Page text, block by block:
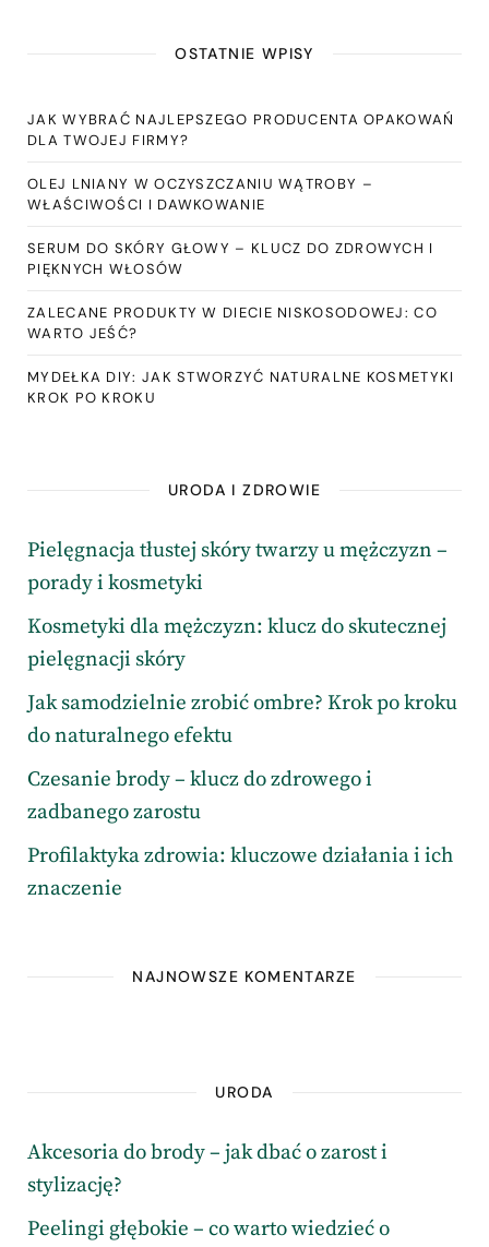
OSTATNIE WPISY
JAK WYBRAĆ NAJLEPSZEGO PRODUCENTA OPAKOWAŃ
DLA TWOJEJ FIRMY?
OLEJ LNIANY W OCZYSZCZANIU WĄTROBY –
WŁAŚCIWOŚCI I DAWKOWANIE
SERUM DO SKÓRY GŁOWY – KLUCZ DO ZDROWYCH I
PIĘKNYCH WŁOSÓW
ZALECANE PRODUKTY W DIECIE NISKOSODOWEJ: CO
WARTO JEŚĆ?
MYDEŁKA DIY: JAK STWORZYĆ NATURALNE KOSMETYKI
KROK PO KROKU
URODA I ZDROWIE
Pielęgnacja tłustej skóry twarzy u mężczyzn –
porady i kosmetyki
Kosmetyki dla mężczyzn: klucz do skutecznej
pielęgnacji skóry
Jak samodzielnie zrobić ombre? Krok po kroku
do naturalnego efektu
Czesanie brody – klucz do zdrowego i
zadbanego zarostu
Profilaktyka zdrowia: kluczowe działania i ich
znaczenie
NAJNOWSZE KOMENTARZE
URODA
Akcesoria do brody – jak dbać o zarost i
stylizację?
Peelingi głębokie – co warto wiedzieć o